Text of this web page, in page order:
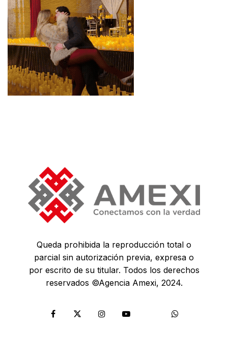
Queda prohibida la reproducción total o
parcial sin autorización previa, expresa o
por escrito de su titular. Todos los derechos
reservados ©Agencia Amexi, 2024.